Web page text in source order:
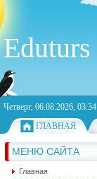
Eduturs
Четверг, 06.08.2026, 03:34
ГЛАВНАЯ
МЕНЮ САЙТА
Главная